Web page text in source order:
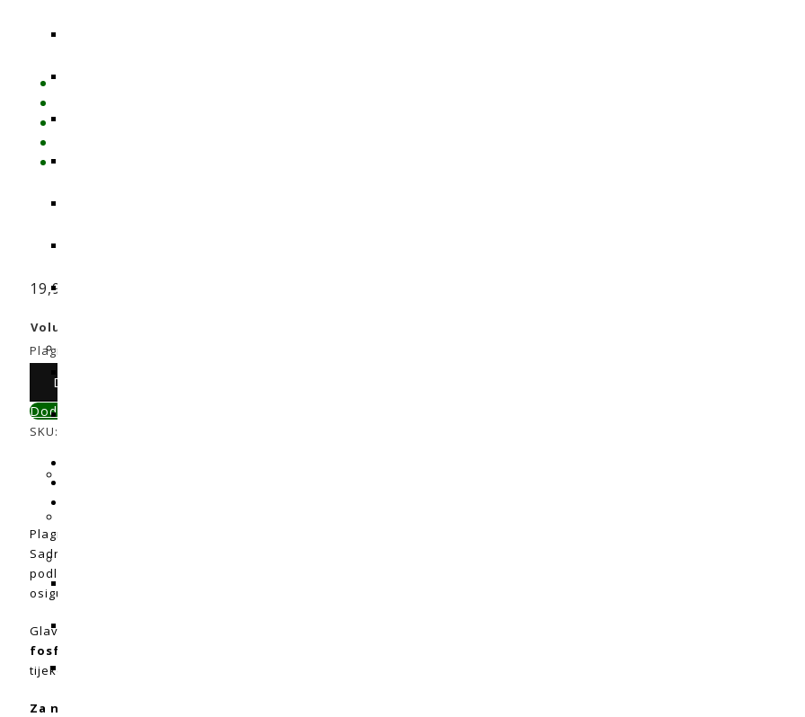
19,95
Volumen pakiranja (L)
Plagron Batmix 50L količina
Dodaj u košaricu
Dodaj u primerjavu
SKU:
Plagron Batmix 50L je mješavina
Sadrži različite vrste vlakana i perlita, što dodatno poboljšava svojstva zadržavanja vode same podloge, a istodobno
podloga ima izvrsne karakteristike zraka. Prisutnost jedinstvenih mikroorganizama zbog prisutnosti stajskog gnoja
osigurava živahan rast biljaka.
Glavna hranjiva tvar u Batmixu je
fosfor i kalij
tijekom ciklusa rasta biljke.
Za najbolji okus i miris bilja!